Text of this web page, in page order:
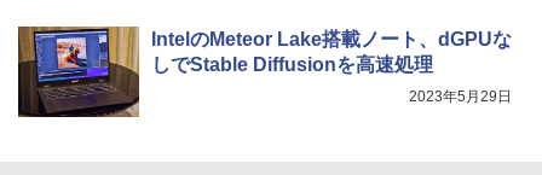
￥2,980
IntelのMeteor Lake搭載ノート、dGPUな
しでStable Diffusionを高速処理
2023年5月29日